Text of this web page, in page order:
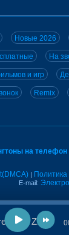
Новые 2026
На
и игр
Remix
на телефон
|
E-mail:
Credo (NewRetro remix) - Zivert